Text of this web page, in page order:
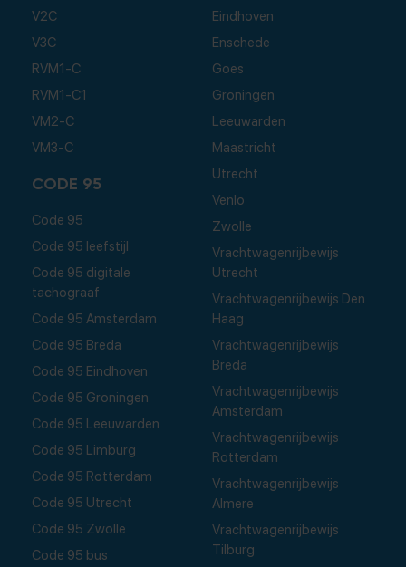
V2C
V3C
RVM1-C
RVM1-C1
VM2-C
VM3-C
CODE 95
Code 95
Code 95 leefstijl
Code 95 digitale
tachograaf
Code 95 Amsterdam
Code 95 Breda
Code 95 Eindhoven
Code 95 Groningen
Code 95 Leeuwarden
Code 95 Limburg
Code 95 Rotterdam
Code 95 Utrecht
Code 95 Zwolle
Code 95 bus
Eindhoven
Enschede
Goes
Groningen
Leeuwarden
Maastricht
Utrecht
Venlo
Zwolle
Vrachtwagenrijbewijs
Utrecht
Vrachtwagenrijbewijs Den
Haag
Vrachtwagenrijbewijs
Breda
Vrachtwagenrijbewijs
Amsterdam
Vrachtwagenrijbewijs
Rotterdam
Vrachtwagenrijbewijs
Almere
Vrachtwagenrijbewijs
Tilburg